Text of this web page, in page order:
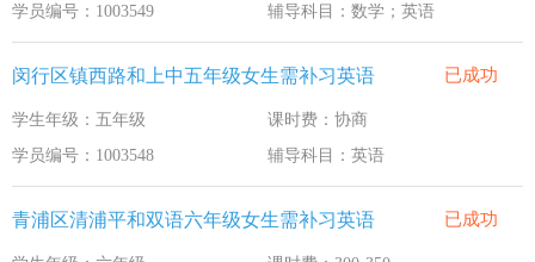
学员编号：1003549
辅导科目：数学；英语
闵行区镇西路和上中五年级女生需补习英语 已成功
学生年级：五年级
课时费：协商
学员编号：1003548
辅导科目：英语
青浦区清浦平和双语六年级女生需补习英语 已成功